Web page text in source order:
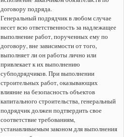
договору подряда.
Генеральный подрядчик в любом случае
несет всю ответственность за надлежащее
выполнение работ, порученных ему по
договору, вне зависимости от того,
выполняет ли он работы лично или
привлекает к их выполнению
субподрядчиков. При выполнении
строительных работ, оказывающих
влияние на безопасность объектов
капитального строительства, генеральный
подрядчик должен подтвердить свое
соответствие требованиям,
устанавливаемым законом для выполнения